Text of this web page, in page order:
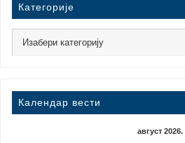
Категорије
Календар вести
август 2026.